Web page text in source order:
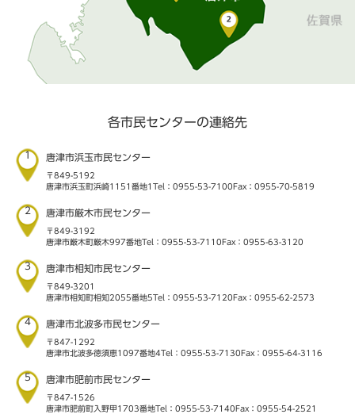
各市民センターの連絡先
1 唐津市浜玉市民センター
〒849-5192
唐津市浜玉町浜崎1151番地1 Tel：0955-53-7100 Fax：0955-70-5819
2 唐津市厳木市民センター
〒849-3192
唐津市厳木町厳木997番地Tel：0955-53-7110 Fax：0955-63-3120
3 唐津市相知市民センター
〒849-3201
唐津市相知町相知2055番地5Tel：0955-53-7120 Fax：0955-62-2573
4 唐津市北波多市民センター
〒847-1292
唐津市北波多徳須恵1097番地4Tel：0955-53-7130 Fax：0955-64-3116
5 唐津市肥前市民センター
〒847-1526
唐津市肥前町入野甲1703番地Tel：0955-53-7140 Fax：0955-54-2521